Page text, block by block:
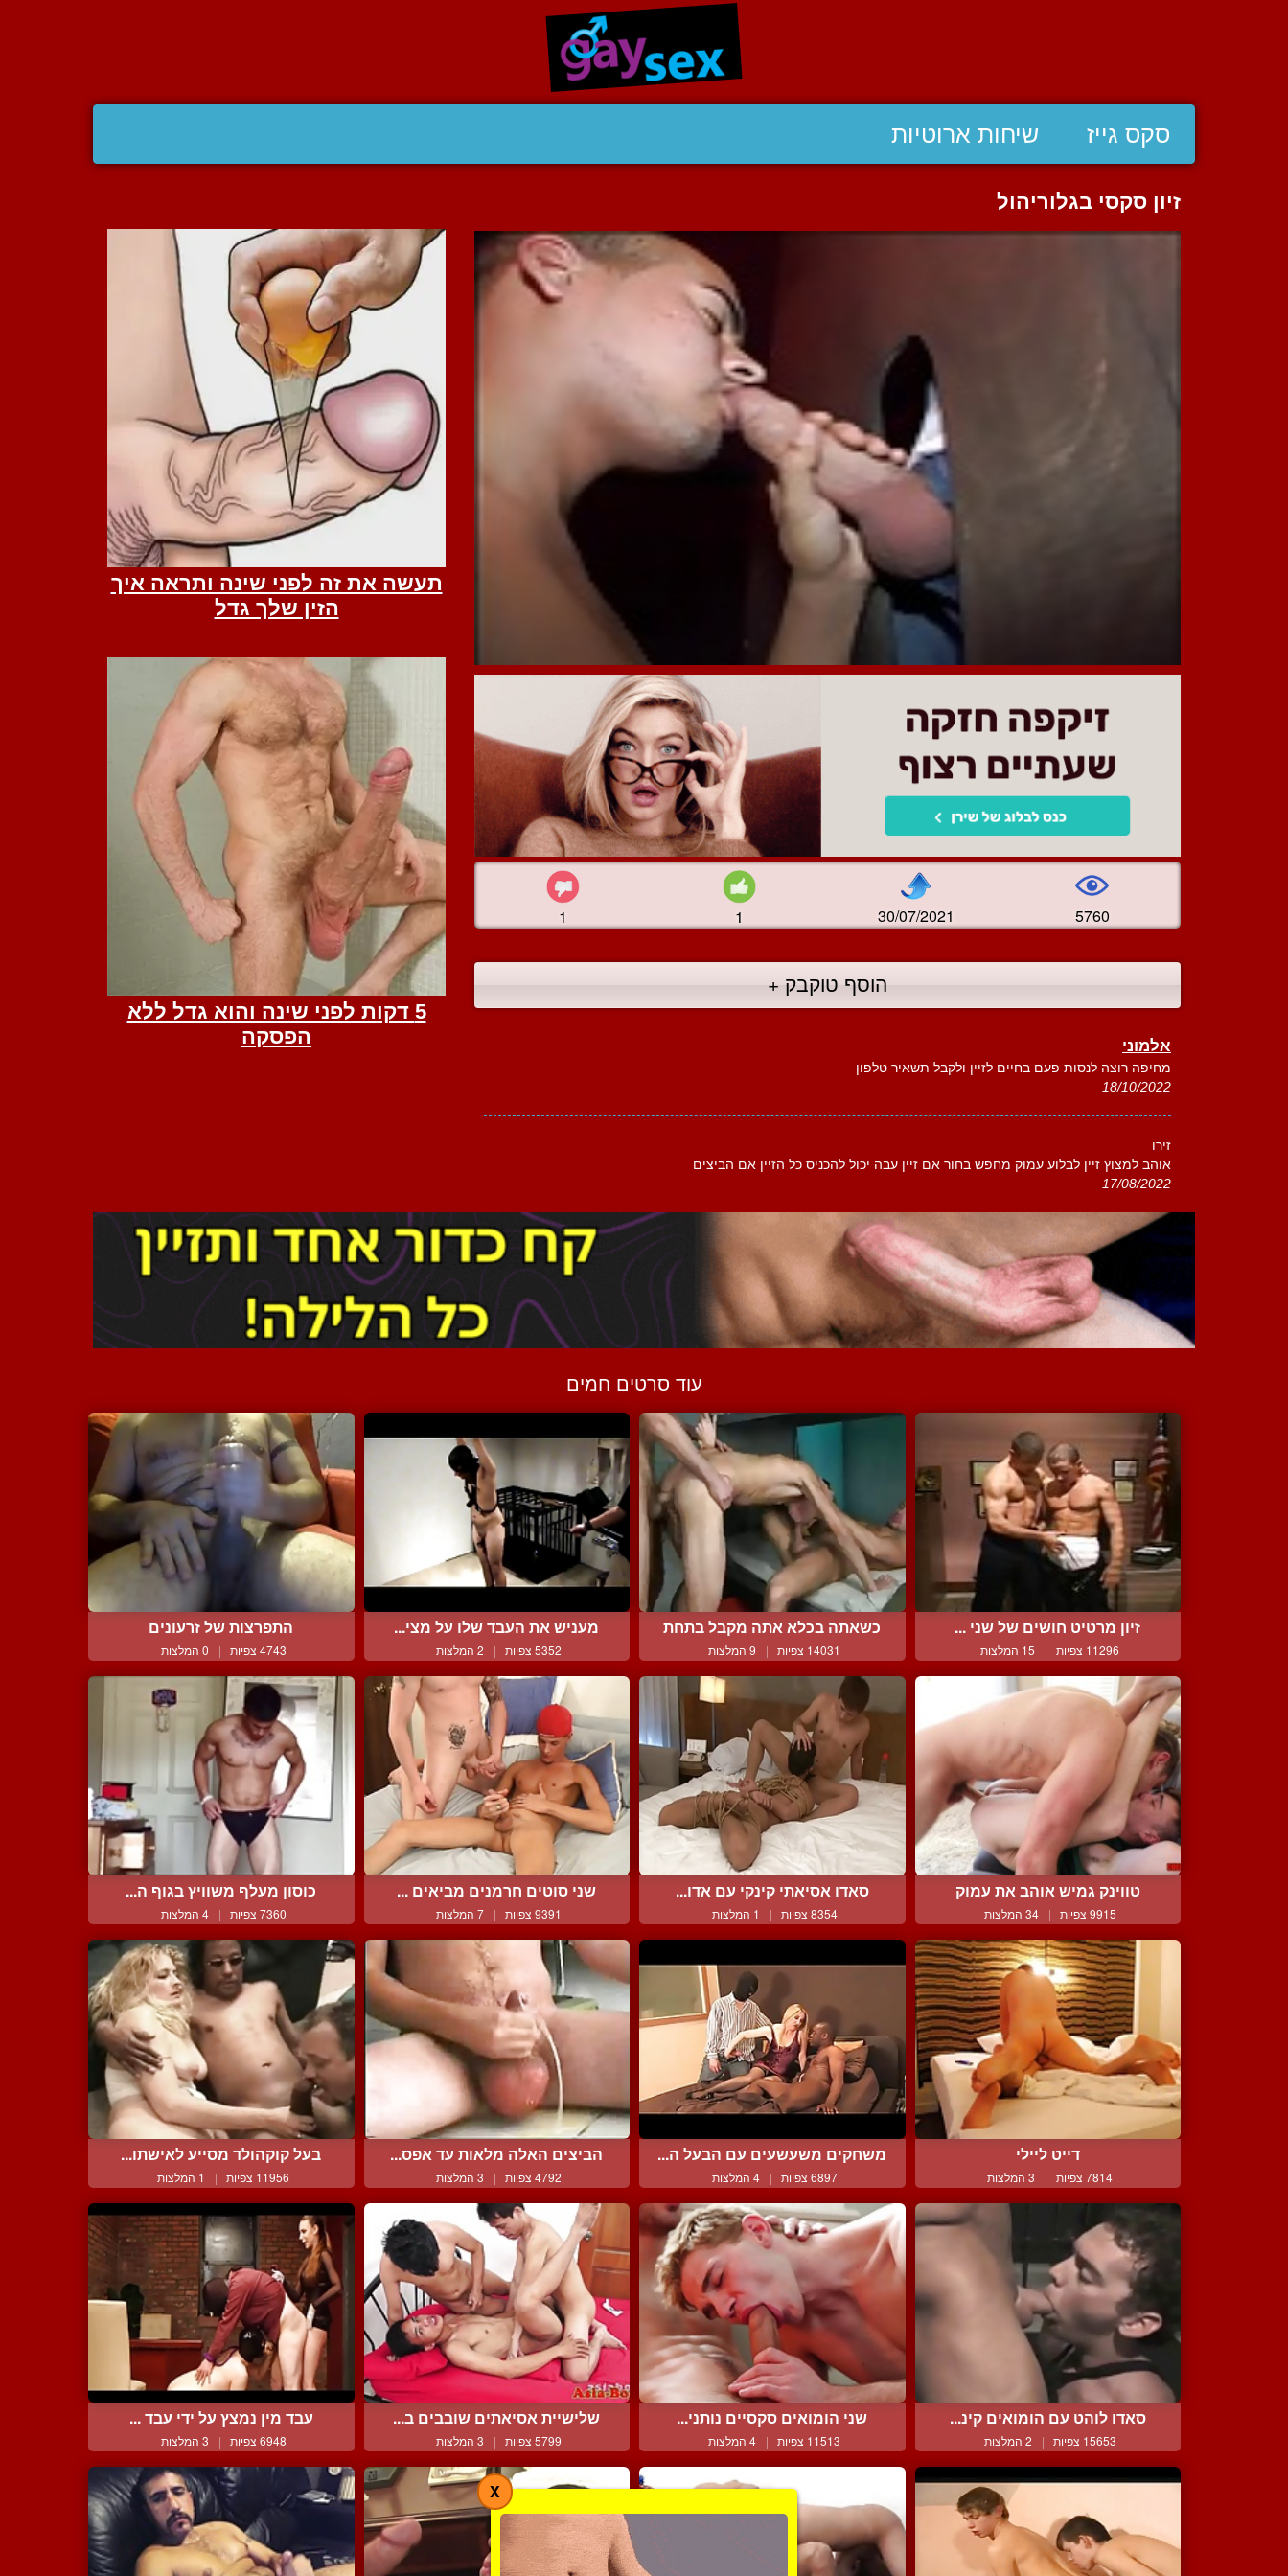
סקס גייז שיחות ארוטיות
זיון סקסי בגלוריהול
1 1 30/07/2021 5760
הוסף טוקבק +
אלמוני
מחיפה רוצה לנסות פעם בחיים לזיין ולקבל תשאיר טלפון
18/10/2022
זירו
אוהב למצוץ זיין לבלוע עמוק מחפש בחור אם זיין עבה יכול להכניס כל הזיין אם הביצים
17/08/2022
עוד סרטים חמים
זיון מרטיט חושים של שני ...
11296 צפיות | 15 המלצות
כשאתה בכלא אתה מקבל בתחת
14031 צפיות | 9 המלצות
מעניש את העבד שלו על מצי...
5352 צפיות | 2 המלצות
התפרצות של זרעונים
4743 צפיות | 0 המלצות
טווינק גמיש אוהב את עמוק
9915 צפיות | 34 המלצות
סאדו אסיאתי קינקי עם אדו...
8354 צפיות | 1 המלצות
שני סוטים חרמנים מביאים ...
9391 צפיות | 7 המלצות
כוסון מעלף משוויץ בגוף ה...
7360 צפיות | 4 המלצות
דייט ליילי
7814 צפיות | 3 המלצות
משחקים משעשעים עם הבעל ה...
6897 צפיות | 4 המלצות
הביצים האלה מלאות עד אפס...
4792 צפיות | 3 המלצות
בעל קוקהולד מסייע לאישתו...
11956 צפיות | 1 המלצות
סאדו לוהט עם הומואים קינ...
15653 צפיות | 2 המלצות
שני הומואים סקסיים נותני...
11513 צפיות | 4 המלצות
שלישיית אסיאתים שובבים ב...
5799 צפיות | 3 המלצות
עבד מין נמצץ על ידי עבד ...
6948 צפיות | 3 המלצות
X